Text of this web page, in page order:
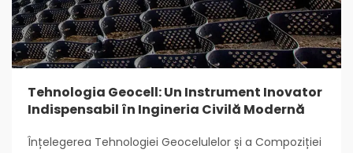
Tehnologia Geocell: Un Instrument Inovator
Indispensabil în Ingineria Civilă Modernă
Înțelegerea Tehnologiei Geocelulelor și a Compoziției